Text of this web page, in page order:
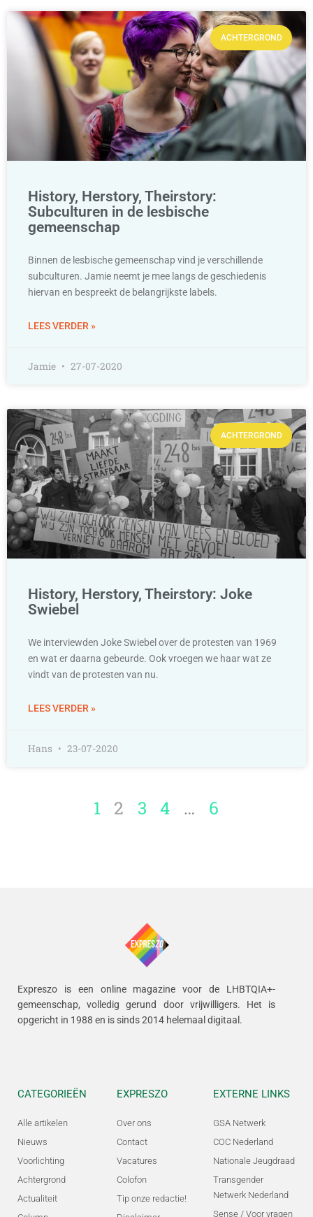
ACHTERGROND
History, Herstory, Theirstory:
Subculturen in de lesbische
gemeenschap
Binnen de lesbische gemeenschap vind je verschillende
subculturen. Jamie neemt je mee langs de geschiedenis
hiervan en bespreekt de belangrijkste labels.
LEES VERDER »
Jamie 27-07-2020
ACHTERGROND
History, Herstory, Theirstory: Joke
Swiebel
We interviewden Joke Swiebel over de protesten van 1969
en wat er daarna gebeurde. Ook vroegen we haar wat ze
vindt van de protesten van nu.
LEES VERDER »
Hans 23-07-2020
1 2 3 4 … 6
Expreszo is een online magazine voor de LHBTQIA+-
gemeenschap, volledig gerund door vrijwilligers. Het is
opgericht in 1988 en is sinds 2014 helemaal digitaal.
CATEGORIEËN
Alle artikelen
Nieuws
Voorlichting
Achtergrond
Actualiteit
EXPRESZO
Over ons
Contact
Vacatures
Colofon
Tip onze redactie!
EXTERNE LINKS
GSA Netwerk
COC Nederland
Nationale Jeugdraad
Transgender
Netwerk Nederland
Sense / Voor vragen